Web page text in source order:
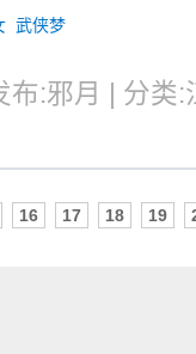
武侠梦
布:邪月 | 分类:
16 17 18 19